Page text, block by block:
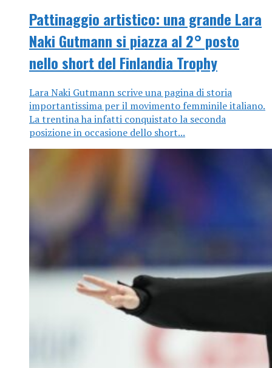
Pattinaggio artistico: una grande Lara
Naki Gutmann si piazza al 2° posto
nello short del Finlandia Trophy
Lara Naki Gutmann scrive una pagina di storia
importantissima per il movimento femminile italiano.
La trentina ha infatti conquistato la seconda
posizione in occasione dello short...